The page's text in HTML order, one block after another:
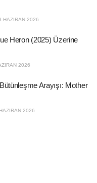
HAZIRAN 2026
Heron (2025) Üzerine
2026
Arayışı: Mother
2026